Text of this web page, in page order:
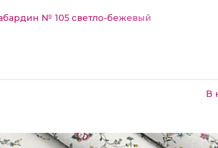
№ 105 светло-бежевый
В